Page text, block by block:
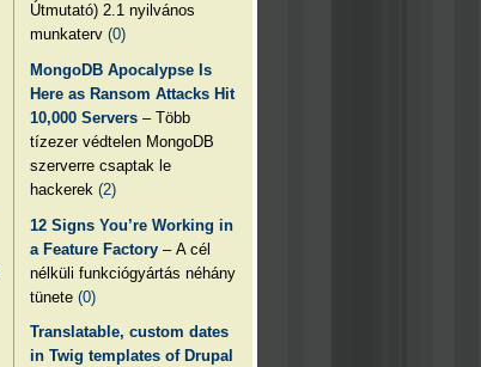
Útmutató) 2.1 nyilvános
munkaterv(0)
MongoDB Apocalypse Is
Here as Ransom Attacks Hit
10,000 Servers – Több
tízezer védtelen MongoDB
szerverre csaptak le
hackerek(2)
12 Signs You’re Working in
a Feature Factory – A cél
nélküli funkciógyártás néhány
tünete(0)
Translatable, custom dates
in Twig templates of Drupal